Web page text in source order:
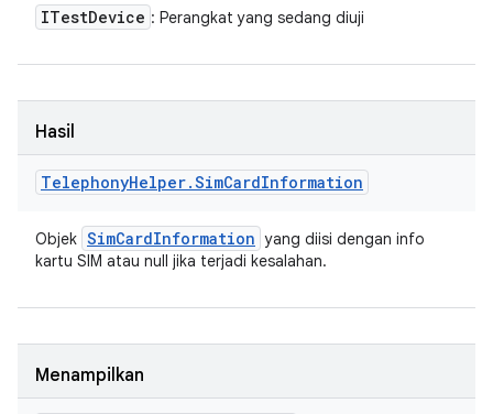
ITestDevice : Perangkat yang sedang diuji
Hasil
TelephonyHelper.SimCardInformation
Objek SimCardInformation yang diisi dengan info
kartu SIM atau null jika terjadi kesalahan.
Menampilkan